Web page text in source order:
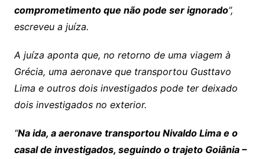
comprometimento que não pode ser ignorado”,
escreveu a juíza.
A juíza aponta que, no retorno de uma viagem à
Grécia, uma aeronave que transportou Gusttavo
Lima e outros dois investigados pode ter deixado
dois investigados no exterior.
“Na ida, a aeronave transportou Nivaldo Lima e o
casal de investigados, seguindo o trajeto Goiânia –